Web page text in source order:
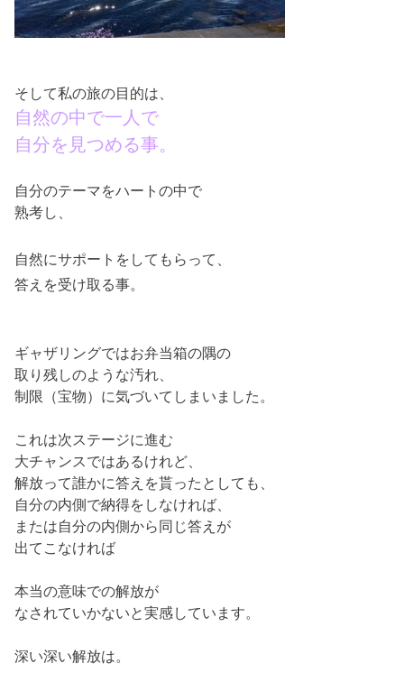
そして私の旅の目的は、
自然の中で一人で
自分を見つめる事。
自分のテーマをハートの中で
熟考し、
自然にサポートをしてもらって、
答えを受け取る事。
ギャザリングではお弁当箱の隅の
取り残しのような汚れ、
制限（宝物）に気づいてしまいました。
これは次ステージに進む
大チャンスではあるけれど、
解放って誰かに答えを貰ったとしても、
自分の内側で納得をしなければ、
または自分の内側から同じ答えが
出てこなければ
本当の意味での解放が
なされていかないと実感しています。
深い深い解放は。